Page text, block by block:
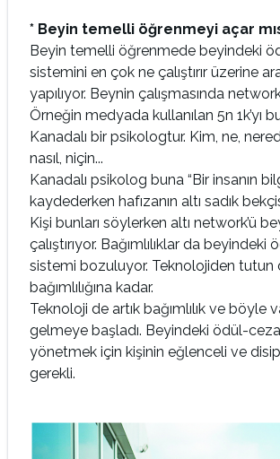
* Beyin temelli öğrenmeyi açar
Beyin temelli öğrenmede beyindeki
sistemini en çok ne çalıştırır üzerine
yapılıyor. Beynin çalışmasında
Örneğin medyada kullanılan 5n 1k’yı
Kanadalı bir psikologtur. Kim, ne,
nasıl, niçin...
Kanadalı psikolog buna “Bir insanın
kaydederken hafızanın altı sadık
Kişi bunları söylerken altı network’ü
çalıştırıyor. Bağımlılıklar da
sistemi bozuluyor. Teknolojiden tutun
bağımlılığına kadar.
Teknoloji de artık bağımlılık ve böyle
gelmeye başladı. Beyindeki ödül-
yönetmek için kişinin eğlenceli ve
gerekli.